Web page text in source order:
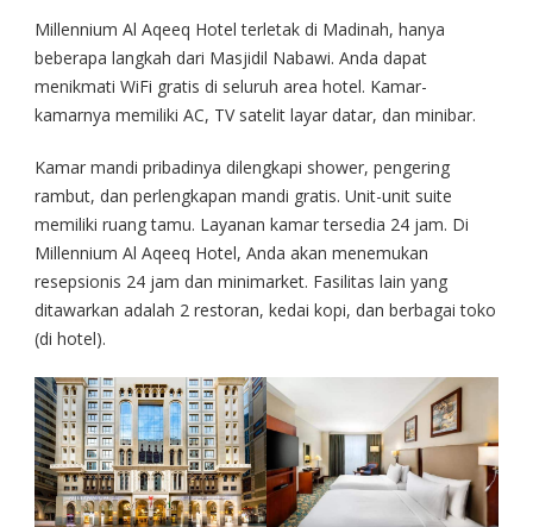
Millennium Al Aqeeq Hotel terletak di Madinah, hanya
beberapa langkah dari Masjidil Nabawi. Anda dapat
menikmati WiFi gratis di seluruh area hotel. Kamar-
kamarnya memiliki AC, TV satelit layar datar, dan minibar.
Kamar mandi pribadinya dilengkapi shower, pengering
rambut, dan perlengkapan mandi gratis. Unit-unit suite
memiliki ruang tamu. Layanan kamar tersedia 24 jam. Di
Millennium Al Aqeeq Hotel, Anda akan menemukan
resepsionis 24 jam dan minimarket. Fasilitas lain yang
ditawarkan adalah 2 restoran, kedai kopi, dan berbagai toko
(di hotel).